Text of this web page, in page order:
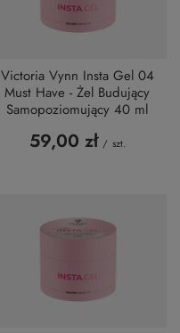
Victoria Vynn Insta Gel 04
Must Have - Żel Budujący
Samopoziomujący 40 ml
59,00 zł / szt.